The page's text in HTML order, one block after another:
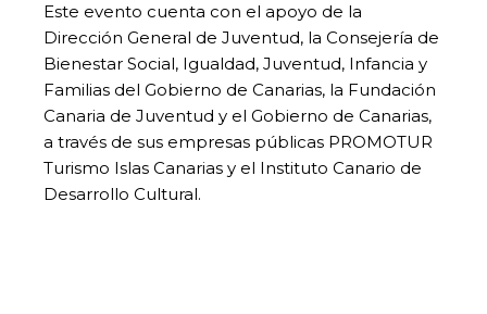
Este evento cuenta con el apoyo de la
Dirección General de Juventud, la Consejería de
Bienestar Social, Igualdad, Juventud, Infancia y
Familias del Gobierno de Canarias, la Fundación
Canaria de Juventud y el Gobierno de Canarias,
a través de sus empresas públicas PROMOTUR
Turismo Islas Canarias y el Instituto Canario de
Desarrollo Cultural.